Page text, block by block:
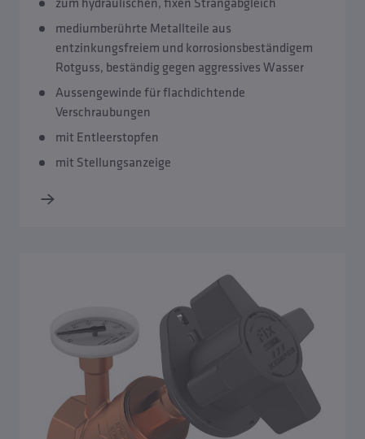
mediumberührte Metallteile aus
entzinkungsfreiem und korrosionsbeständigem
Rotguss, beständig gegen aggressives Wasser
Aussengewinde für flachdichtende
Verschraubungen
mit Entleerstopfen
mit Stellungsanzeige